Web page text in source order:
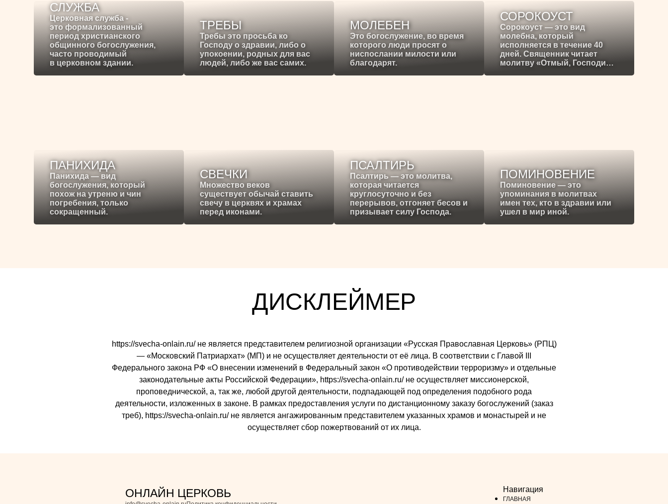
СЛУЖБА
Церковная служба -
это формализованный
период христианского
общинного богослужения,
часто проводимый
в церковном здании.
ТРЕБЫ
Требы это просьба ко
Господу о здравии, либо о
упокоении, родных для вас
людей, либо же вас самих.
МОЛЕБЕН
Это богослужение, во время
которого люди просят о
ниспослании милости или
благодарят.
СОРОКОУСТ
Сорокоуст — это вид
молебна, который
исполняется в течение 40
дней. Священник читает
молитву «Отмый, Господи…
ПАНИХИДА
Панихида — вид
богослужения, который
похож на утреню и чин
погребения, только
сокращенный.
СВЕЧКИ
Множество веков
существует обычай ставить
свечу в церквях и храмах
перед иконами.
ПСАЛТИРЬ
Псалтирь — это молитва,
которая читается
круглосуточно и без
перерывов, отгоняет бесов и
призывает силу Господа.
ПОМИНОВЕНИЕ
Поминовение — это
упоминания в молитвах
имен тех, кто в здравии или
ушел в мир иной.
ДИСКЛЕЙМЕР
https://svecha-onlain.ru/ не является представителем религиозной организации «Русская Православная Церковь» (РПЦ)
— «Московский Патриархат» (МП) и не осуществляет деятельности от её лица. В соответствии с Главой III
Федерального закона РФ «О внесении изменений в Федеральный закон «О противодействии терроризму» и отдельные
законодательные акты Российской Федерации», https://svecha-onlain.ru/ не осуществляет миссионерской,
проповеднической, а, так же, любой другой деятельности, подпадающей под определения подобного рода
деятельности, изложенных в законе. В рамках предоставления услуги по дистанционному заказу богослужений (заказ
треб), https://svecha-onlain.ru/ не является ангажированным представителем указанных храмов и монастырей и не
осуществляет сбор пожертвований от их лица.
ОНЛАЙН ЦЕРКОВЬ Навигация
ГЛАВНАЯ